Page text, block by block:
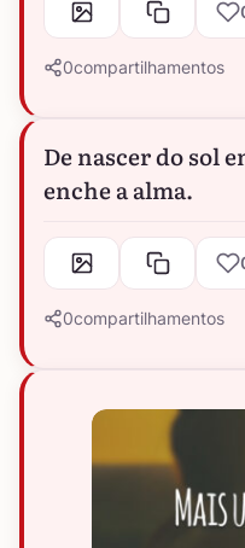
0compartilhamentos
De nascer do sol
enche a alma.
0compartilhamentos